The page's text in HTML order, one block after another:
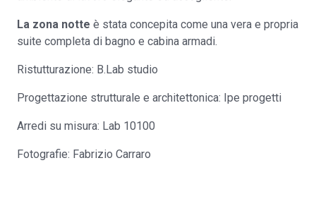
La zona notte è stata concepita come una vera e propria
suite completa di bagno e cabina armadi.
Ristutturazione: B.Lab studio
Progettazione strutturale e architettonica: Ipe progetti
Arredi su misura: Lab 10100
Fotografie: Fabrizio Carraro